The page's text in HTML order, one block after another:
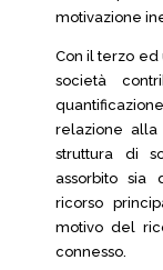
motivazione
Con il terzo
società
relazione
struttura di
assorbito
ricorso
motivo del
connesso.